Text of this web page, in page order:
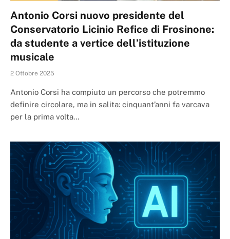
Antonio Corsi nuovo presidente del
Conservatorio Licinio Refice di Frosinone:
da studente a vertice dell’istituzione
musicale
2 Ottobre 2025
Antonio Corsi ha compiuto un percorso che potremmo
definire circolare, ma in salita: cinquant’anni fa varcava
per la prima volta…